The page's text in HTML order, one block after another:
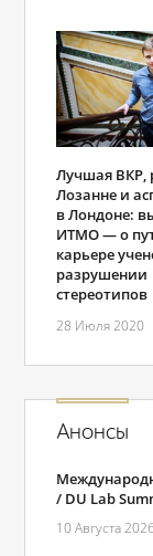
Лучшая ВКР,
Лозанне и
в Лондоне:
ИТМО ― о
карьере
разрушении
стереотипов
28 Июля 2020
Анонсы
/ DU Lab
10 Августа 2026